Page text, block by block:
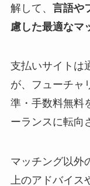
解して、 言語や
慮した最適なマ
支払いサイトは
が、フューチャ
準・手数料無料
ーランスに転向
マッチング以外
上のアドバイス